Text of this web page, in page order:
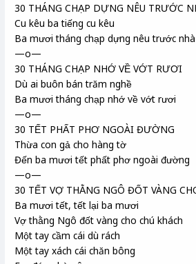
30 THÁNG CHẠP DỰNG NÊU TRƯỚC
Cu kêu ba tiếng cu kêu
Ba mươi tháng chạp dựng nêu trước nhà
—o—
30 THÁNG CHẠP NHỚ VỀ VỚT RƯƠI
Dù ai buôn bán trăm nghề
Ba mươi tháng chạp nhớ về vớt rươi
—o—
30 TẾT PHẤT PHƠ NGOÀI ĐƯỜNG
Thừa con gả cho hàng tờ
Đến ba mươi tết phất phơ ngoài đường
—o—
30 TẾT VỢ THẰNG NGÔ ĐỐT VÀNG
Ba mươi tết, tết lại ba mươi
Vợ thằng Ngô đốt vàng cho chú khách
Một tay cầm cái dù rách
Một tay xách cái chăn bông